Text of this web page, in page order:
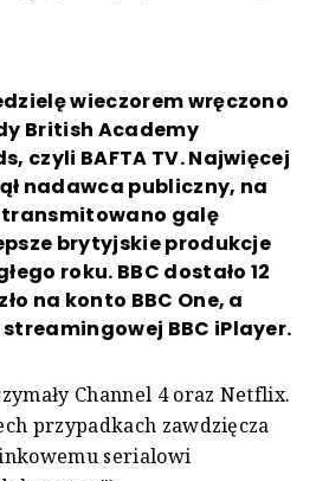
wieczorem wręczono
British Academy
czyli BAFTA TV. Najwięcej
nadawca publiczny, na
galę
brytyjskie produkcje
roku. BBC dostało 12
na konto BBC One, a
BBC iPlayer.
Channel 4 oraz Netflix.
przypadkach zawdzięcza
serialowi